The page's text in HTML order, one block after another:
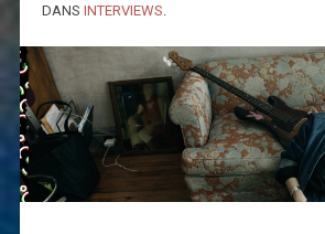
DANS INTERVIEWS